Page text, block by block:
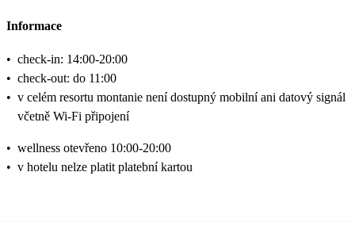
Informace
• check-in: 14:00-20:00
• check-out: do 11:00
• v celém resortu montanie není dostupný mobilní ani datový signál
včetně Wi-Fi připojení
• wellness otevřeno 10:00-20:00
• v hotelu nelze platit platební kartou